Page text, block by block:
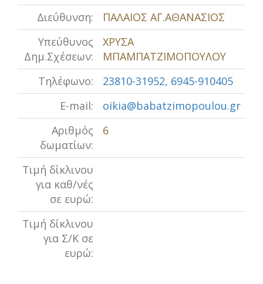
Διεύθυνση:
ΠΑΛΑΙΟΣ ΑΓ.ΑΘΑΝΑΣΙΟΣ
Υπεύθυνος
Δημ.Σχέσεων:
ΧΡΥΣΑ
ΜΠΑΜΠΑΤΖΙΜΟΠΟΥΛΟΥ
Τηλέφωνο:
23810-31952, 6945-910405
E-mail:
oikia@babatzimopoulou.gr
Αριθμός
δωματίων:
6
Τιμή δίκλινου
για καθ/νές
σε ευρώ:
Τιμή δίκλινου
για Σ/Κ σε
ευρώ: